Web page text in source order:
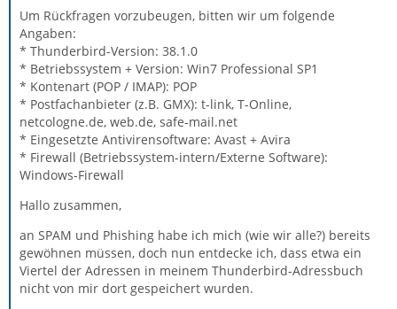
Um Rückfragen vorzubeugen, bitten wir um folgende
Angaben:
* Thunderbird-Version: 38.1.0
* Betriebssystem + Version: Win7 Professional SP1
* Kontenart (POP / IMAP): POP
* Postfachanbieter (z.B. GMX): t-link, T-Online,
netcologne.de, web.de, safe-mail.net
* Eingesetzte Antivirensoftware: Avast + Avira
* Firewall (Betriebssystem-intern/Externe Software):
Windows-Firewall
Hallo zusammen,
an SPAM und Phishing habe ich mich (wie wir alle?) bereits
gewöhnen müssen, doch nun entdecke ich, dass etwa ein
Viertel der Adressen in meinem Thunderbird-Adressbuch
nicht von mir dort gespeichert wurden.